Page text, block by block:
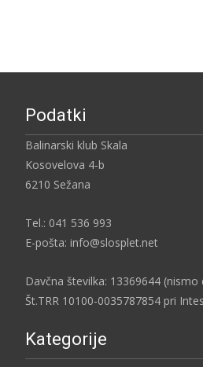
Podatki
Balinarski klub Skala
Kosovelova 4-b
6210 Sežana
Tel.: 041 536 993
E-pošta: info@slosplet.net
Davčna številka: 13369644 (nismo
Št.TRR 10100-0035787854 pri
Kategorije